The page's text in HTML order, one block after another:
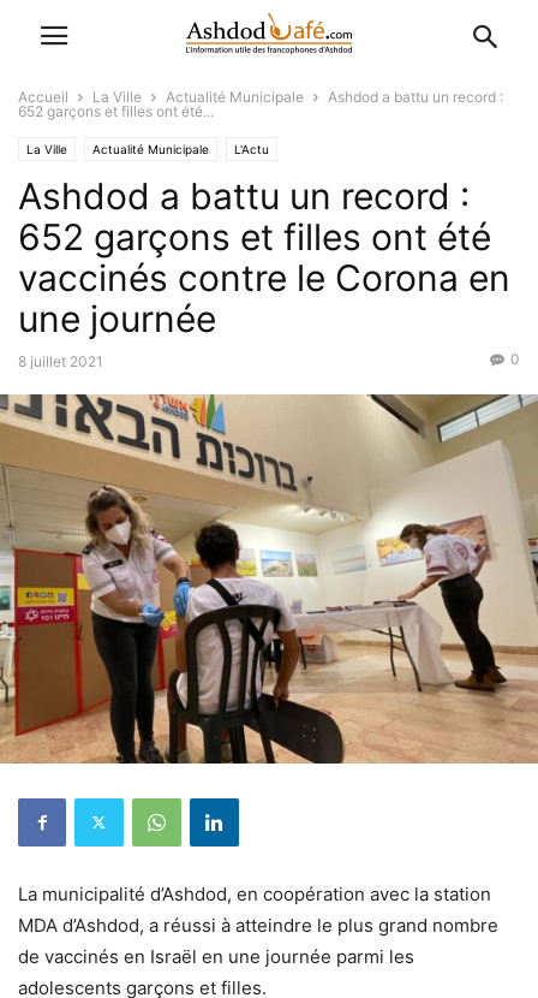
Accueil La Ville Actualité Municipale
Ashdod a battu un record :
652 garçons et filles ont été...
La Ville Actualité Municipale L'Actu
Ashdod a battu un record :
652 garçons et filles ont été
vaccinés contre le Corona en
une journée
8 juillet 2021 0
La municipalité d’Ashdod, en coopération avec la station
MDA d’Ashdod, a réussi à atteindre le plus grand nombre
de vaccinés en Israël en une journée parmi les
adolescents garçons et filles.